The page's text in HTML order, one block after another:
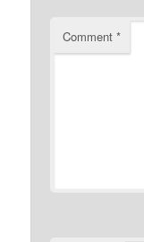
Comment*